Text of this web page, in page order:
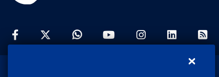
Facebook: Apre una nuova finestra
Twitter: Apre una nuova finestra
Whatsapp: Apre una nuova
Youtube: Apre una
Instagram: